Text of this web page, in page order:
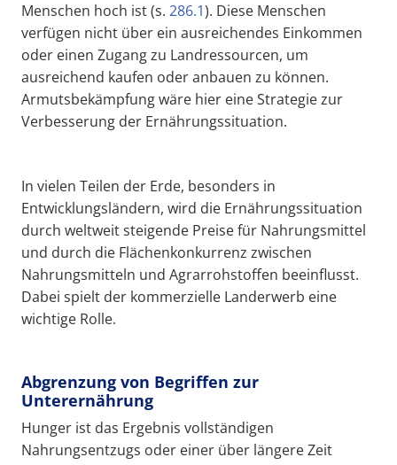
Menschen hoch ist (s. 286.1). Diese Menschen
verfügen nicht über ein ausreichendes Einkommen
oder einen Zugang zu Landressourcen, um
ausreichend kaufen oder anbauen zu können.
Armutsbekämpfung wäre hier eine Strategie zur
Verbesserung der Ernährungssituation.
In vielen Teilen der Erde, besonders in
Entwicklungsländern, wird die Ernährungssituation
durch weltweit steigende Preise für Nahrungsmittel
und durch die Flächenkonkurrenz zwischen
Nahrungsmitteln und Agrarrohstoffen beeinflusst.
Dabei spielt der kommerzielle Landerwerb eine
wichtige Rolle.
Abgrenzung von Begriffen zur
Unterernährung
Hunger ist das Ergebnis vollständigen
Nahrungsentzugs oder einer über längere Zeit